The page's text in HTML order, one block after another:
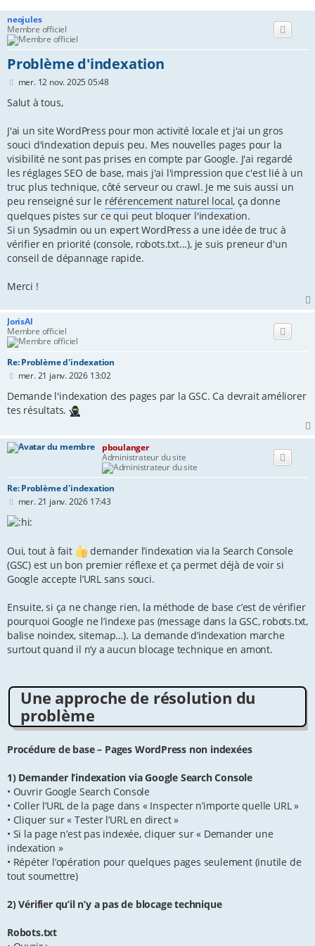
neojules
Membre officiel
Problème d'indexation
M
s
g
e
mer. 12 nov. 2025 05:48
Salut à tous,
J'ai un site WordPress pour mon activité locale et j'ai un gros
souci d'indexation depuis peu. Mes nouvelles pages pour la
visibilité ne sont pas prises en compte par Google. J'ai regardé
les réglages SEO de base, mais j'ai l'impression que c'est lié à un
truc plus technique, côté serveur ou crawl. Je me suis aussi un
peu renseigné sur le référencement naturel local, ça donne
quelques pistes sur ce qui peut bloquer l'indexation.
Si un Sysadmin ou un expert WordPress a une idée de truc à
vérifier en priorité (console, robots.txt...), je suis preneur d'un
conseil de dépannage rapide.
Merci !
JorisAl
Membre officiel
Re: Problème d'indexation
M
s
a
mer. 21 janv. 2026 13:02
Demande l'indexation des pages par la GSC. Ca devrait améliorer
tes résultats.
pboulanger
Administrateur du site
Re: Problème d'indexation
M
s
s
g
e
mer. 21 janv. 2026 17:43
Oui, tout à fait
demander l’indexation via la Search Console
(GSC) est un bon premier réflexe et ça permet déjà de voir si
Google accepte l’URL sans souci.
Ensuite, si ça ne change rien, la méthode de base c’est de vérifier
pourquoi Google ne l’indexe pas (message dans la GSC, robots.txt,
balise noindex, sitemap…). La demande d’indexation marche
surtout quand il n’y a aucun blocage technique en amont.
Une approche de résolution du
problème
Procédure de base – Pages WordPress non indexées
1) Demander l’indexation via Google Search Console
• Ouvrir Google Search Console
• Coller l’URL de la page dans « Inspecter n’importe quelle URL »
• Cliquer sur « Tester l’URL en direct »
• Si la page n’est pas indexée, cliquer sur « Demander une
indexation »
• Répéter l’opération pour quelques pages seulement (inutile de
tout soumettre)
2) Vérifier qu’il n’y a pas de blocage technique
Robots.txt